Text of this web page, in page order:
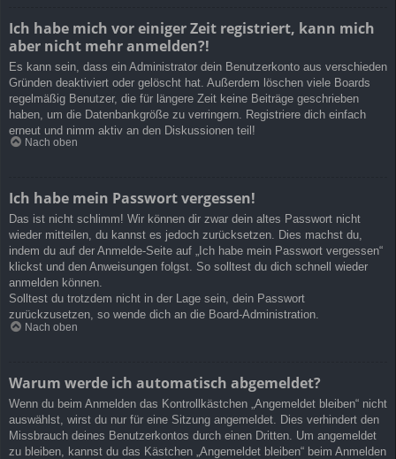
Ich habe mich vor einiger Zeit registriert, kann mich
aber nicht mehr anmelden?!
Es kann sein, dass ein Administrator dein Benutzerkonto aus verschieden
Gründen deaktiviert oder gelöscht hat. Außerdem löschen viele Boards
regelmäßig Benutzer, die für längere Zeit keine Beiträge geschrieben
haben, um die Datenbankgröße zu verringern. Registriere dich einfach
erneut und nimm aktiv an den Diskussionen teil!
Nach oben
Ich habe mein Passwort vergessen!
Das ist nicht schlimm! Wir können dir zwar dein altes Passwort nicht
wieder mitteilen, du kannst es jedoch zurücksetzen. Dies machst du,
indem du auf der Anmelde-Seite auf „Ich habe mein Passwort vergessen“
klickst und den Anweisungen folgst. So solltest du dich schnell wieder
anmelden können.
Solltest du trotzdem nicht in der Lage sein, dein Passwort
zurückzusetzen, so wende dich an die Board-Administration.
Nach oben
Warum werde ich automatisch abgemeldet?
Wenn du beim Anmelden das Kontrollkästchen „Angemeldet bleiben“ nicht
auswählst, wirst du nur für eine Sitzung angemeldet. Dies verhindert den
Missbrauch deines Benutzerkontos durch einen Dritten. Um angemeldet
zu bleiben, kannst du das Kästchen „Angemeldet bleiben“ beim Anmelden